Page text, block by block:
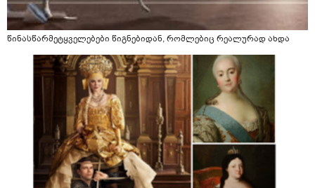
წინასწარმეტყველებები წიგნებიდან, რომლებიც რეალურად ახდა